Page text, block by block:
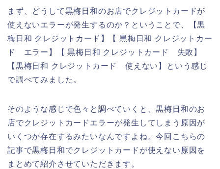
まず、どうして黒梅日和のお店でクレジットカードが
使えないエラーが発生するのか？ということで、【黒
梅日和 クレジットカード】【 黒梅日和 クレジットカー
ド エラー】【 黒梅日和 クレジットカード 失敗】
【黒梅日和 クレジットカード 使えない】という感じ
で調べてみました。
そのような感じで色々と調べていくと、黒梅日和のお
店でクレジットカードエラーが発生してしまう原因が
いくつか存在するみたいなんですよね。今回こちらの
記事で黒梅日和でクレジットカードが使えない原因を
まとめて紹介させていただきます。